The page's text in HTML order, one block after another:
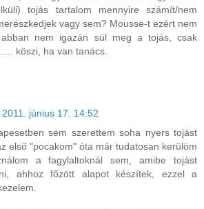
tojás tartalom mennyire számít/nem
vagy sem? Mousse-t ezért nem
nem igazán sül meg a tojás, csak
köszi, ha van tanács.
2011. június 17. 14:52
sem szerettem soha nyers tojást
első "pocakom" óta már tudatosan kerülöm
a fagylaltoknál sem, amibe tojást
ahhoz főzött alapot készítek, ezzel a